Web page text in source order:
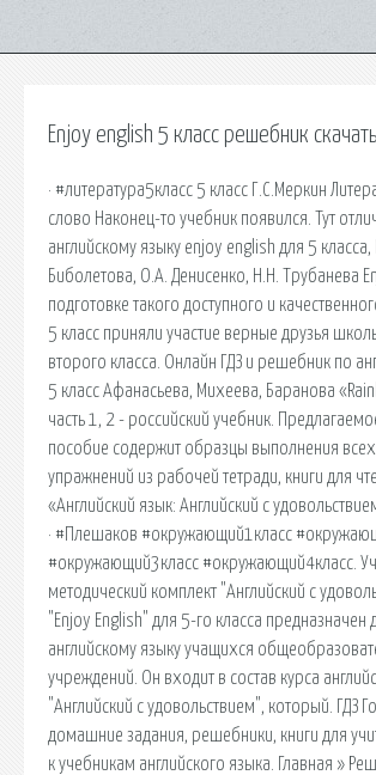
Enjoy english 5 класс решебник скачать
· #литература5класс 5 класс Г.С.Меркин
слово Наконец-то учебник появился. Тут
английскому языку enjoy english для 5 класса,
Биболетова, О.А. Денисенко, Н.Н. Трубанева
подготовке такого доступного и
5 класс приняли участие верные друзья
второго класса. Онлайн ГДЗ и решебник по
5 класс Афанасьева, Михеева, Баранова
часть 1, 2 - российский учебник.
пособие содержит образцы выполнения
упражнений из рабочей тетради, книги для
«Английский язык: Английский с
· #Плешаков #окружающий1класс
#окружающий3класс #окружающий4класс.
методический комплект "Английский с
"Enjoy English" для 5-го класса предназначен
английскому языку учащихся
учреждений. Он входит в состав курса
"Английский с удовольствием", который. ГДЗ
домашние задания, решебники, книги для
к учебникам английского языка. Главная »